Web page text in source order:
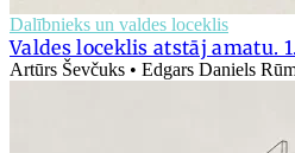
Dalībnieks un valdes loceklis
Valdes loceklis atstāj amatu.
Artūrs Ševčuks • Edgars Daniels